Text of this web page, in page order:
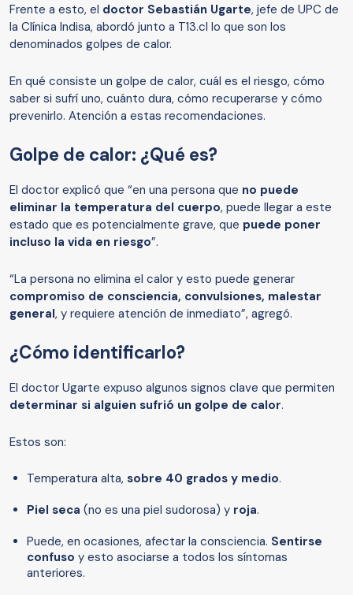
Frente a esto, el doctor Sebastián Ugarte, jefe de UPC de
la Clínica Indisa, abordó junto a T13.cl lo que son los
denominados golpes de calor.
En qué consiste un golpe de calor, cuál es el riesgo, cómo
saber si sufrí uno, cuánto dura, cómo recuperarse y cómo
prevenirlo. Atención a estas recomendaciones.
Golpe de calor: ¿Qué es?
El doctor explicó que “en una persona que no puede
eliminar la temperatura del cuerpo, puede llegar a este
estado que es potencialmente grave, que puede poner
incluso la vida en riesgo”.
“La persona no elimina el calor y esto puede generar
compromiso de consciencia, convulsiones, malestar
general, y requiere atención de inmediato”, agregó.
¿Cómo identificarlo?
El doctor Ugarte expuso algunos signos clave que permiten
determinar si alguien sufrió un golpe de calor.
Estos son:
Temperatura alta, sobre 40 grados y medio.
Piel seca (no es una piel sudorosa) y roja.
Puede, en ocasiones, afectar la consciencia. Sentirse
confuso y esto asociarse a todos los síntomas
anteriores.